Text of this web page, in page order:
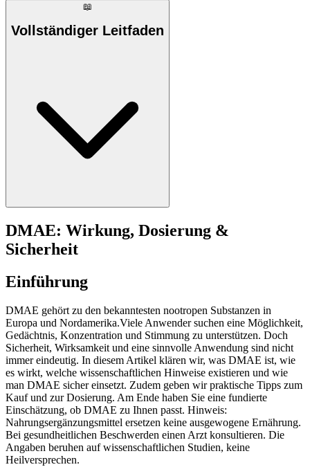
📖
Vollständiger Leitfaden
DMAE: Wirkung, Dosierung &
Sicherheit
Einführung
DMAE gehört zu den bekanntesten nootropen Substanzen in
Europa und Nordamerika.Viele Anwender suchen eine Möglichkeit,
Gedächtnis, Konzentration und Stimmung zu unterstützen. Doch
Sicherheit, Wirksamkeit und eine sinnvolle Anwendung sind nicht
immer eindeutig. In diesem Artikel klären wir, was DMAE ist, wie
es wirkt, welche wissenschaftlichen Hinweise existieren und wie
man DMAE sicher einsetzt. Zudem geben wir praktische Tipps zum
Kauf und zur Dosierung. Am Ende haben Sie eine fundierte
Einschätzung, ob DMAE zu Ihnen passt. Hinweis:
Nahrungsergänzungsmittel ersetzen keine ausgewogene Ernährung.
Bei gesundheitlichen Beschwerden einen Arzt konsultieren. Die
Angaben beruhen auf wissenschaftlichen Studien, keine
Heilversprechen.